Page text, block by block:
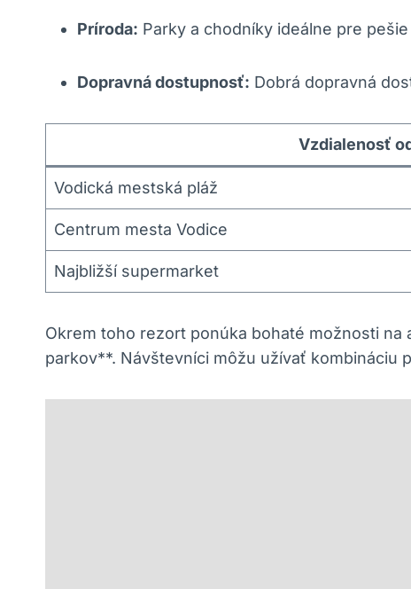
Príroda: Parky a chodníky ideálne pre
Dopravná dostupnosť: Dobrá dopravná
Vzdialenosť
Vodická mestská pláž
Centrum mesta Vodice
Najbližší supermarket
Okrem toho rezort ponúka bohaté možnosti
parkov**. Návštevníci môžu užívať kombináciu